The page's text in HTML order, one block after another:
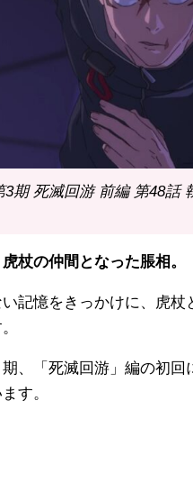
期 死滅回游 前編 第48話
杖の仲間となった脹相。
記憶をきっかけに、虎杖
、「死滅回游」編の初回
す。